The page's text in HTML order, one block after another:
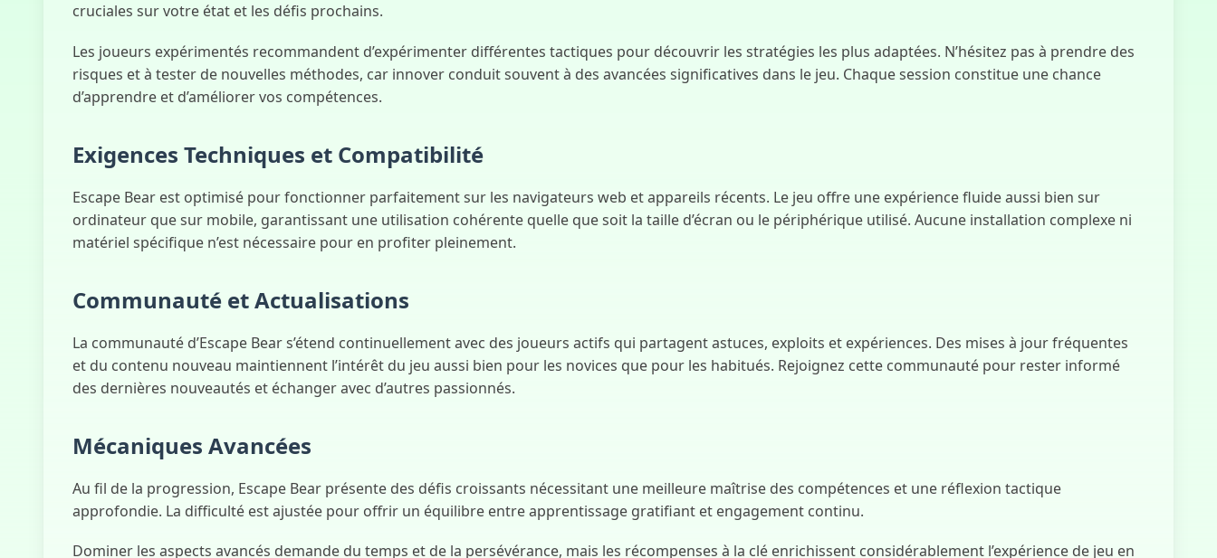
cruciales sur votre état et les défis prochains.
Les joueurs expérimentés recommandent d’expérimenter différentes tactiques pour découvrir les stratégies les plus adaptées. N’hésitez pas à prendre des
risques et à tester de nouvelles méthodes, car innover conduit souvent à des avancées significatives dans le jeu. Chaque session constitue une chance
d’apprendre et d’améliorer vos compétences.
Exigences Techniques et Compatibilité
Escape Bear est optimisé pour fonctionner parfaitement sur les navigateurs web et appareils récents. Le jeu offre une expérience fluide aussi bien sur
ordinateur que sur mobile, garantissant une utilisation cohérente quelle que soit la taille d’écran ou le périphérique utilisé. Aucune installation complexe ni
matériel spécifique n’est nécessaire pour en profiter pleinement.
Communauté et Actualisations
La communauté d’Escape Bear s’étend continuellement avec des joueurs actifs qui partagent astuces, exploits et expériences. Des mises à jour fréquentes
et du contenu nouveau maintiennent l’intérêt du jeu aussi bien pour les novices que pour les habitués. Rejoignez cette communauté pour rester informé
des dernières nouveautés et échanger avec d’autres passionnés.
Mécaniques Avancées
Au fil de la progression, Escape Bear présente des défis croissants nécessitant une meilleure maîtrise des compétences et une réflexion tactique
approfondie. La difficulté est ajustée pour offrir un équilibre entre apprentissage gratifiant et engagement continu.
Dominer les aspects avancés demande du temps et de la persévérance, mais les récompenses à la clé enrichissent considérablement l’expérience de jeu en